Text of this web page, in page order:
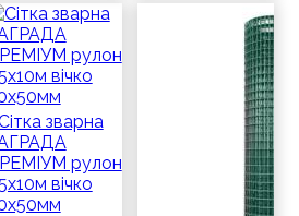
зварна
рулон
вічко